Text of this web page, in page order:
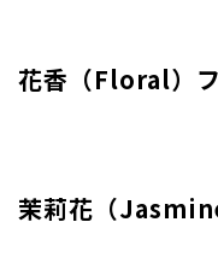
花香（Floral）
茉莉花（